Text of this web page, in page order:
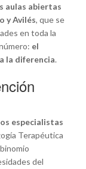
aulas abiertas
y Avilés, que se
en toda la
el
la diferencia.
especialistas
Terapéutica
del